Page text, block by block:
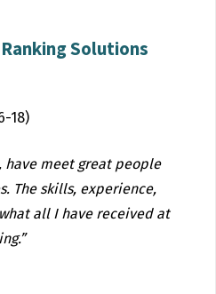
Solutions
18)
have meet great people
The skills, experience,
all I have received at